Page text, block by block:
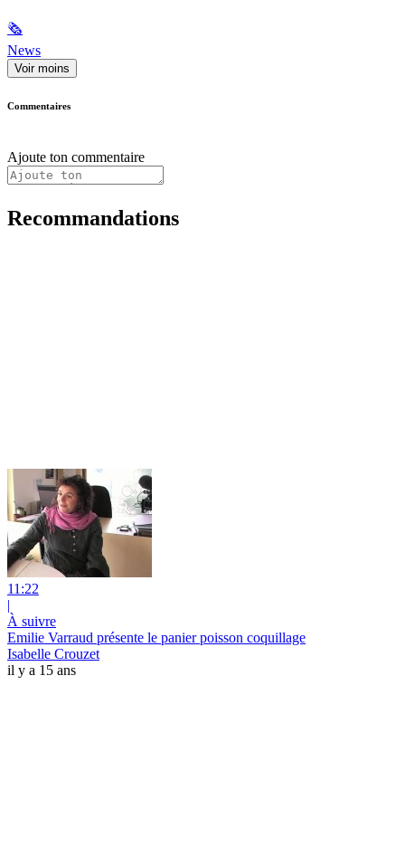
🗞
News
Voir moins
Commentaires
Ajoute ton commentaire
Recommandations
11:22
|
À suivre
Emilie Varraud présente le panier poisson coquillage
Isabelle Crouzet
il y a 15 ans